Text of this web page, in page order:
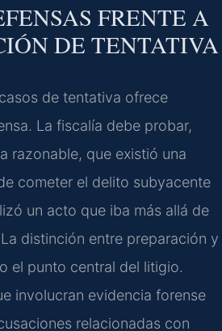
FRENTE A
DE TENTATIVA
de tentativa ofrece
La fiscalía debe probar,
razonable, que existió una
cometer el delito subyacente
un acto que iba más allá de
distinción entre preparación y
el punto central del litigio.
involucran evidencia forense
relacionadas con